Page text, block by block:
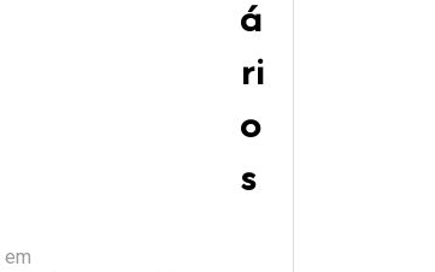
á
ri
o
s
em